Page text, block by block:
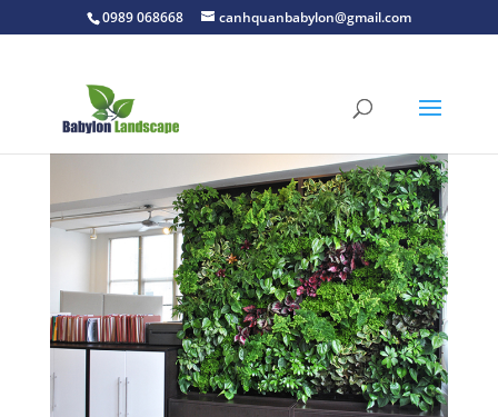
0989 068668 canhquanbabylon@gmail.com